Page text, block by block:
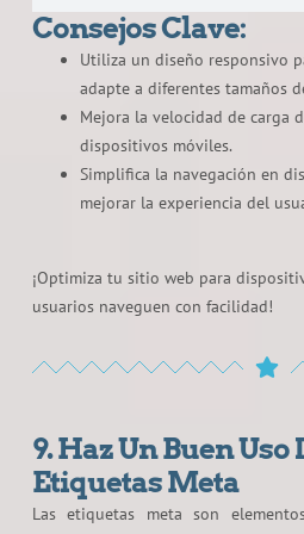
Consejos Clave:
Utiliza un diseño responsivo
adapte a diferentes tamaños
Mejora la velocidad de carga
dispositivos móviles.
Simplifica la navegación en
mejorar la experiencia del
¡Optimiza tu sitio web para
usuarios naveguen con facilidad!
9. Haz Un Buen Uso
Etiquetas Meta
Las etiquetas meta son